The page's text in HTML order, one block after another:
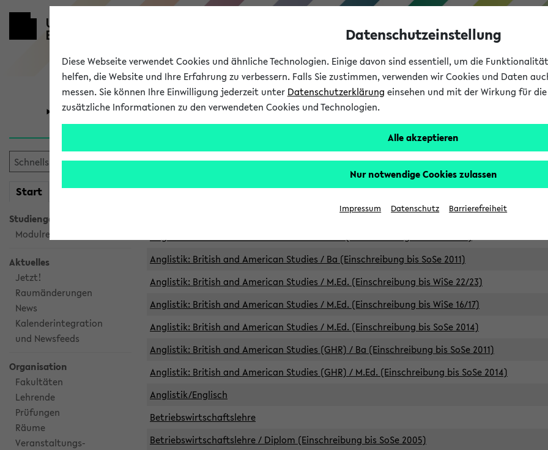
Universität Forschung Studium
Start meineKVV
Studiengangsauswahl
Modulrecherche
Aktuelles
Jetzt!
Raumänderungen
News
Kalenderintegration
und Newsfeeds
Organisation
Fakultäten
Lehrende
Prüfungen
Räume
Veranstaltungs-
Archivierte Studiengänge
Anglistik: British and American Studies / B.A. (Einschreibung bis WiSe 16/17)
Anglistik: British and American Studies / B.A. (Einschreibung bis SoSe 2015)
Anglistik: British and American Studies / Ba (Einschreibung bis SoSe 2011)
Anglistik: British and American Studies / M.Ed. (Einschreibung bis WiSe 22/23)
Anglistik: British and American Studies / M.Ed. (Einschreibung bis WiSe 16/17)
Anglistik: British and American Studies / M.Ed. (Einschreibung bis SoSe 2014)
Anglistik: British and American Studies (GHR) / Ba (Einschreibung bis SoSe 2011)
Anglistik: British and American Studies (GHR) / M.Ed. (Einschreibung bis SoSe 2014)
Anglistik/Englisch
Betriebswirtschaftslehre
Betriebswirtschaftslehre / Diplom (Einschreibung bis SoSe 2005)
Datenschutzeinstellung
Diese Webseite verwendet Cookies und ähnliche Technologien. Einige davon sind essentiell, um die
helfen, die Website und Ihre Erfahrung zu verbessern. Falls Sie zustimmen, verwenden wir Cookies und Daten
messen. Sie können Ihre Einwilligung jederzeit unter Datenschutzerklärung einsehen und mit der Wirkung für
zusätzliche Informationen zu den verwendeten Cookies und Technologien.
Alle akzeptieren
Nur notwendige Cookies zulassen
Impressum Datenschutz Barrierefreiheit